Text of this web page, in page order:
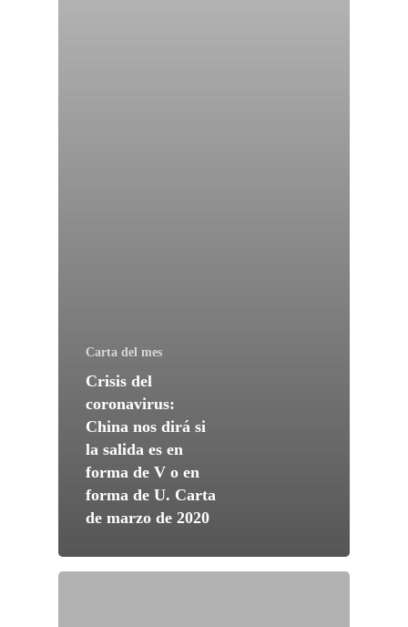
Carta del mes
Crisis del
coronavirus:
China nos dirá si
la salida es en
forma de V o en
forma de U. Carta
de marzo de 2020